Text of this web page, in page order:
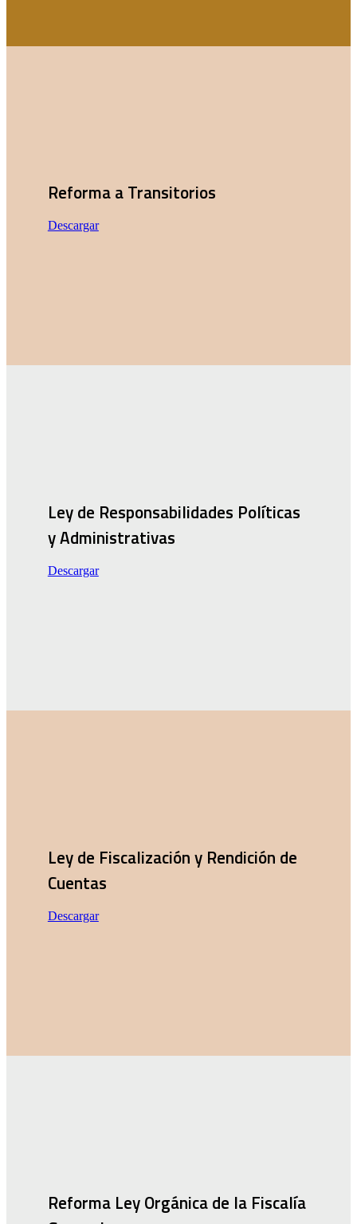
Reforma a Transitorios
Descargar
Ley de Responsabilidades Políticas
y Administrativas
Descargar
Ley de Fiscalización y Rendición de
Cuentas
Descargar
Reforma Ley Orgánica de la Fiscalía